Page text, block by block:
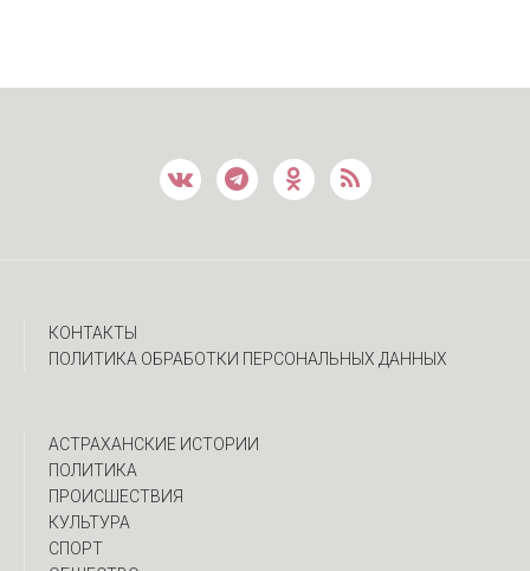
КОНТАКТЫ
ПОЛИТИКА ОБРАБОТКИ ПЕРСОНАЛЬНЫХ ДАННЫХ
АСТРАХАНСКИЕ ИСТОРИИ
ПОЛИТИКА
ПРОИСШЕСТВИЯ
КУЛЬТУРА
СПОРТ